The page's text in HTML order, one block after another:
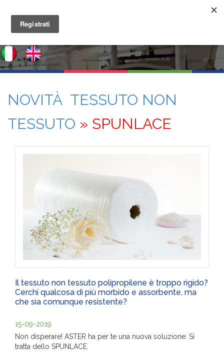
NOVITÀ TESSUTO NON
TESSUTO » SPUNLACE
Il tessuto non tessuto polipropilene è troppo rigido?
Cerchi qualcosa di più morbido e assorbente, ma
che sia comunque resistente?
15-09-2019
Non disperare! ASTER ha per te una nuova soluzione: Si
tratta dello SPUNLACE.